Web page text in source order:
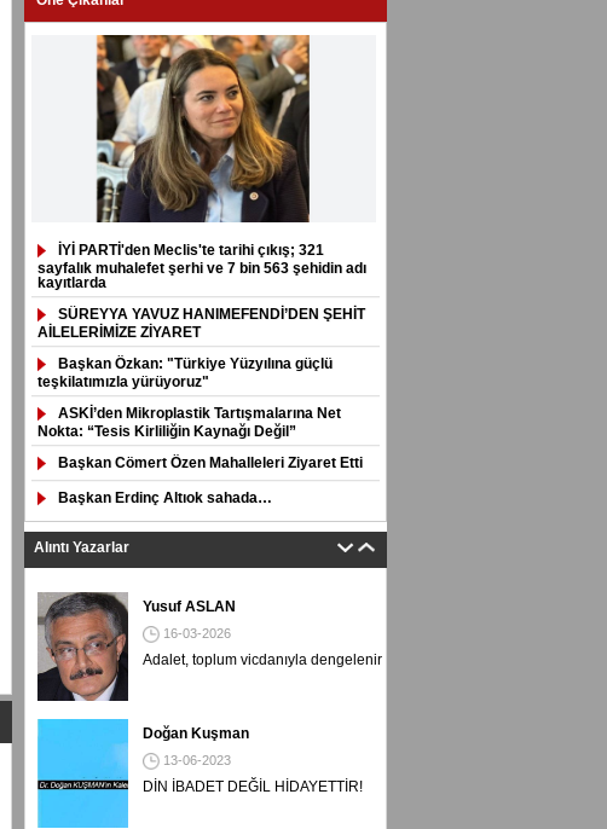
İYİ PARTİ'den Meclis'te tarihi çıkış; 321
sayfalık muhalefet şerhi ve 7 bin 563 şehidin adı
kayıtlarda
SÜREYYA YAVUZ HANIMEFENDİ’DEN ŞEHİT
AİLELERİMİZE ZİYARET
Başkan Özkan: "Türkiye Yüzyılına güçlü
teşkilatımızla yürüyoruz"
ASKİ’den Mikroplastik Tartışmalarına Net
Nokta: “Tesis Kirliliğin Kaynağı Değil”
Başkan Cömert Özen Mahalleleri Ziyaret Etti
Başkan Erdinç Altıok sahada…
Alıntı Yazarlar
Yusuf ASLAN
16-03-2026
Adalet, toplum vicdanıyla dengelenir
Doğan Kuşman
13-06-2023
DİN İBADET DEĞİL HİDAYETTİR!